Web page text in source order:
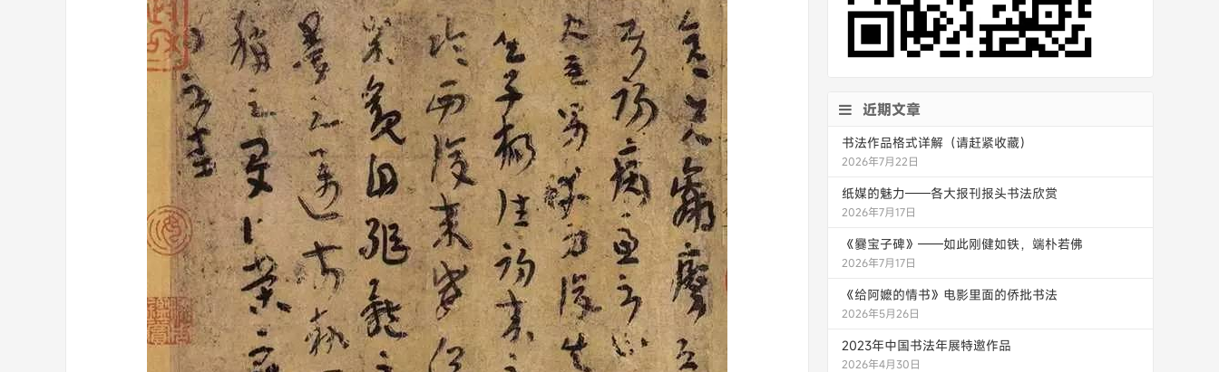
近期文章
书法作品格式详解（请赶紧收藏）
2026年7月22日
纸媒的魅力——各大报刊报头书法欣赏
2026年7月17日
《爨宝子碑》——如此刚健如铁，端朴若佛
2026年7月17日
《给阿嬷的情书》电影里面的侨批书法
2026年5月26日
2023年中国书法年展特邀作品
2026年4月30日